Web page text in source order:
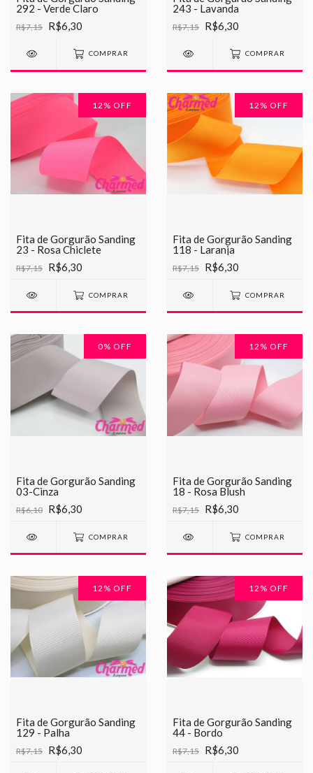
292 - Verde Claro
R$7,15 R$6,30
COMPRAR
243 - Lavanda
R$7,15 R$6,30
COMPRAR
12 % OFF
Fita de Gorgurão Sanding
23 - Rosa Chiclete
R$7,15 R$6,30
COMPRAR
12 % OFF
Fita de Gorgurão Sanding
118 - Laranja
R$7,15 R$6,30
COMPRAR
0% OFF
Fita de Gorgurão Sanding
03-Cinza
R$6,10 R$6,30
COMPRAR
12 % OFF
Fita de Gorgurão Sanding
18 - Rosa Blush
R$7,15 R$6,30
COMPRAR
12 % OFF
Fita de Gorgurão Sanding
129 - Palha
R$7,15 R$6,30
12 % OFF
Fita de Gorgurão Sanding
44 - Bordo
R$7,15 R$6,30